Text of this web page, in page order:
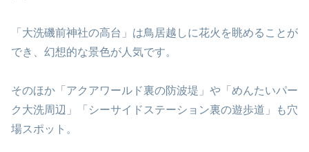
「大洗磯前神社の高台」は鳥居越しに花火を眺めることが
でき、幻想的な景色が人気です。
そのほか「アクアワールド裏の防波堤」や「めんたいパー
ク大洗周辺」「シーサイドステーション裏の遊歩道」も穴
場スポット。